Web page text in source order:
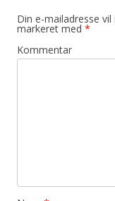
Din e-mailadresse
markeret med *
Kommentar